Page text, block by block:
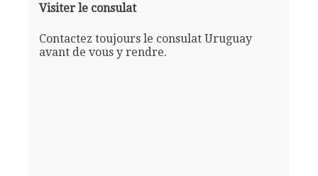
Visiter le consulat
Contactez toujours le consulat Uruguay
avant de vous y rendre.